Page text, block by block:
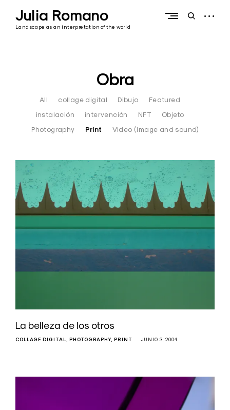
contentJulia Romano
Landscape as an interpretation of the world
openopen
Obra
All collage digital Dibujo
Featured
instalación
intervención NFT
Objeto
Photography
Print Video (image and sound)
La belleza de los otros
COLLAGE DIGITAL PHOTOGRAPHY PRINT JUNIO 3, 2004